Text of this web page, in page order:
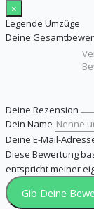
×
Legende Umzüge
Deine
Deine Rezension
Dein Name
Deine E-Mail-
Diese Bewertung
entspricht meiner
Gib Deine